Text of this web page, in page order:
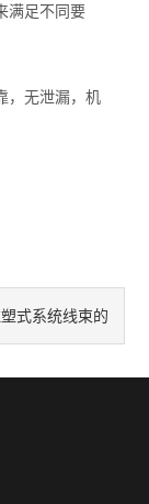
足不同要
无泄漏，机
式系统线束的